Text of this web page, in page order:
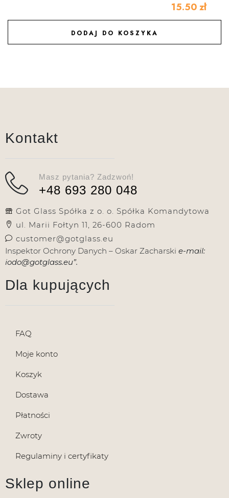
15.50 zł
DODAJ DO KOSZYKA
DODAJ DO ULUBIONYCH
Kontakt
Masz pytania? Zadzwoń!
+48 693 280 048
Got Glass Spółka z o. o. Spółka Komandytowa
ul. Marii Fołtyn 11, 26-600 Radom
customer@gotglass.eu
Inspektor Ochrony Danych – Oskar Zacharski e-mail:
iodo@gotglass.eu”.
Dla kupujących
FAQ
Moje konto
Koszyk
Dostawa
Płatności
Zwroty
Regulaminy i certyfikaty
Sklep online